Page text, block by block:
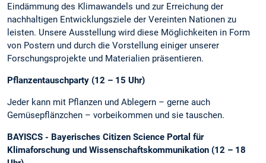
Eindämmung des Klimawandels und zur Erreichung der
nachhaltigen Entwicklungsziele der Vereinten Nationen zu
leisten. Unsere Ausstellung wird diese Möglichkeiten in Form
von Postern und durch die Vorstellung einiger unserer
Forschungsprojekte und Materialien präsentieren.
Pflanzentauschparty (12 – 15 Uhr)
Jeder kann mit Pflanzen und Ablegern – gerne auch
Gemüsepflänzchen – vorbeikommen und sie tauschen.
BAYISCS - Bayerisches Citizen Science Portal für
Klimaforschung und Wissenschaftskommunikation (12 – 18